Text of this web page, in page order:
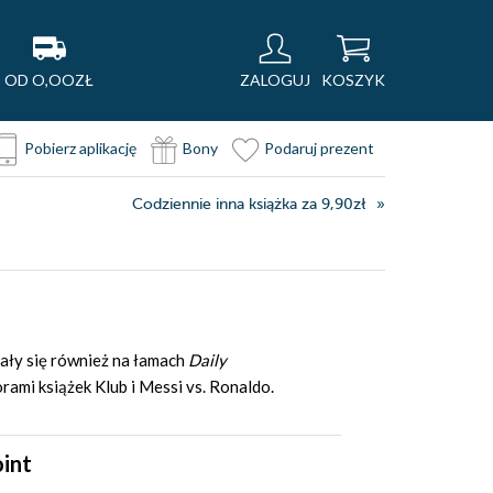
OD O,OOZŁ ZALOGUJ KOSZYK
Pobierz aplikację Bony Podaruj prezent
Codziennie inna książka za 9,90zł
się również na łamach Daily
książek Klub i Messi vs. Ronaldo.